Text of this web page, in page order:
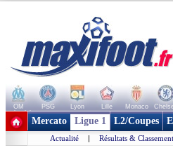
OM PSG Lyon Lille Monaco
+ de clubs
Mercato Ligue 1 L2/Coupes
Actualité | Résultats & Classement